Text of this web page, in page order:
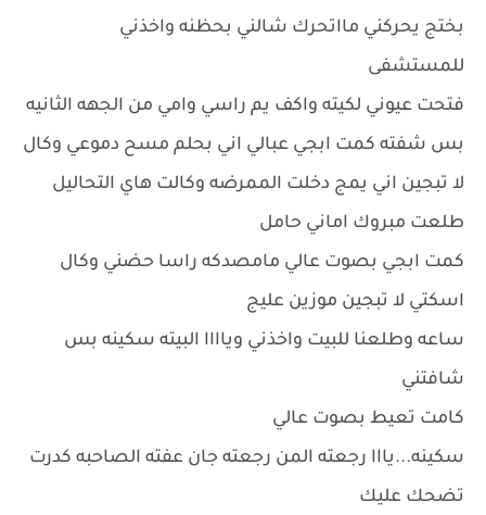
بختج يحركني مااتحرك شالني بحظنه واخذني
للمستشفى
فتحت عيوني لكيته واكف يم راسي وامي من الجهه الثانيه
بس شفته كمت ابجي عبالي اني بحلم مسح دموعي وكال
لا تبجين اني يمج دخلت الممرضه وكالت هاي التحاليل
طلعت مبروك اماني حامل
كمت ابجي بصوت عالي مامصدكه راسا حضني وكال
اسكتي لا تبجين موزين عليج
ساعه وطلعنا للبيت واخذني وياااا البيته سكينه بس
شافتني
كامت تعيط بصوت عالي
سكينه...يااا رجعته المن رجعته جان عفته الصاحبه كدرت
تضحك عليك